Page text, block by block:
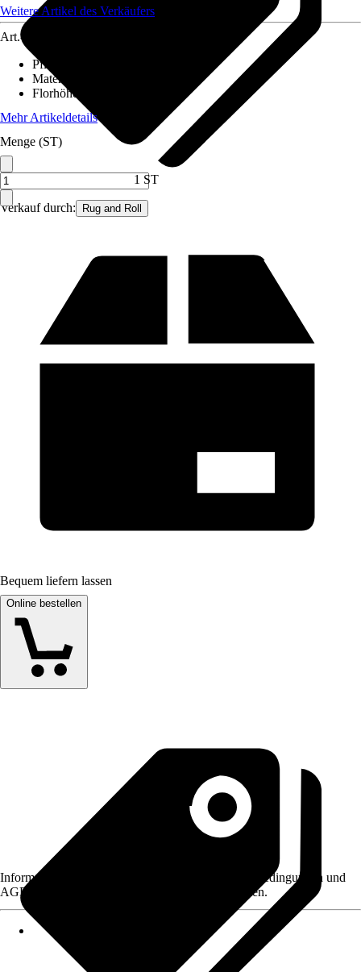
Verkauf durch: Rug and Roll
Weitere Artikel des Verkäufers
Art.-Nr.
Pflegehinweis
Material
Florhöhe (ca.)
Mehr Artikeldetails
Menge (ST)
1 ST
Bequem liefern lassen
Online bestellen
Informationen des Verkäufers, wie z. B. Rückgabebedingungen und
AGB, finden Sie bei Klick auf den Verkäufernamen.